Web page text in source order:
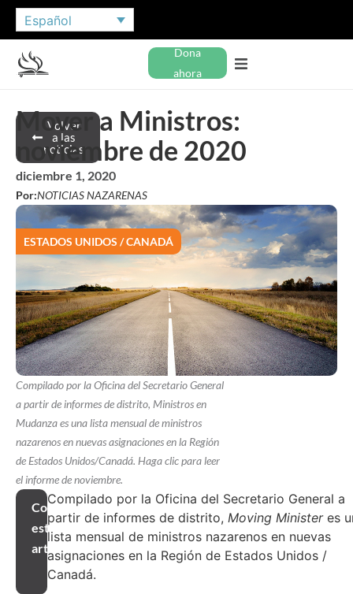
Español
Dona
ahora
Volver
a las
noticias
Mover a Ministros:
noviembre de 2020
diciembre 1, 2020
Por:NOTICIAS NAZARENAS
ESTADOS UNIDOS / CANADÁ
Compilado por la Oficina del Secretario General
a partir de informes de distrito, Ministros en
Mudanza es una lista mensual de ministros
nazarenos en nuevas asignaciones en la Región
de Estados Unidos/Canadá. Haga clic para leer
el informe de noviembre.
Compartir
este
artículo
Compilado por la Oficina del Secretario General a
partir de informes de distrito, Moving Ministeres
lista mensual de ministros nazarenos en nuevas
asignaciones en la Región de Estados Unidos /
Canadá.